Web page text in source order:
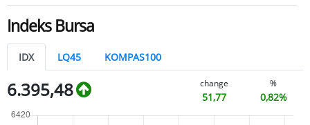
Indeks Bursa
IDX LQ45 KOMPAS100
6.395,48 change
51,77
%
0,82%